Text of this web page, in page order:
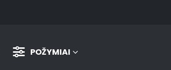
POŽYMIAI